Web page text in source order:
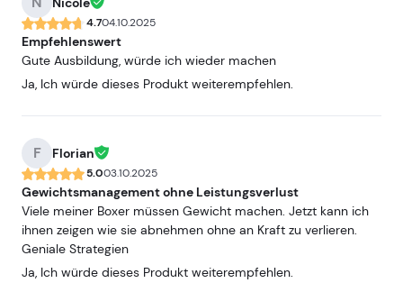
4.704.10.2025
Empfehlenswert
Gute Ausbildung, würde ich wieder machen
Ja, Ich würde dieses Produkt weiterempfehlen.
F Florian
5.003.10.2025
Gewichtsmanagement ohne Leistungsverlust
Viele meiner Boxer müssen Gewicht machen. Jetzt kann ich
ihnen zeigen wie sie abnehmen ohne an Kraft zu verlieren.
Geniale Strategien
Ja, Ich würde dieses Produkt weiterempfehlen.